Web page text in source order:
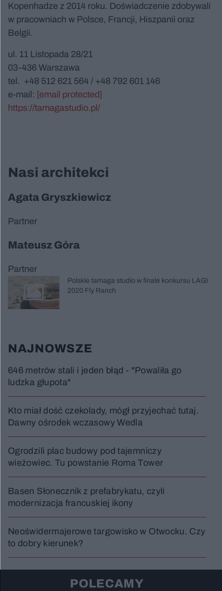
Kopenhadze z 2014 roku. Doświadczenie zdobywali
w pracowniach w Polsce, Francji, Hiszpanii oraz
Belgii.
ul. 11 Listopada 28/21
03-436 Warszawa
tel. +48 512 621 564 / +48 792 601 146
e-mail: [email protected]
https://tamagastudio.pl/
Nasi architekci
Agata Gryszkiewicz
Partner
Mateusz Góra
Partner
Polskie tamaga studio w finale konkursu LAGI
2020 Fly Ranch
NAJNOWSZE
646 metrów stali i jeden błąd - "Powaliła go
ludzka głupota"
Kto miał dość czekolady, mógł przyjechać tutaj.
Dawny ośrodek wczasowy Wedla
Ogrodzili plac budowy pod tajemniczy
wieżowiec. Tu powstanie Roma Tower
Basen Słonecznik z prefabrykatu, czyli
modernizacja francuskiej ikony
Neoświdermajerowe targowisko w Otwocku. Czy
to dobry kierunek?
POLECAMY